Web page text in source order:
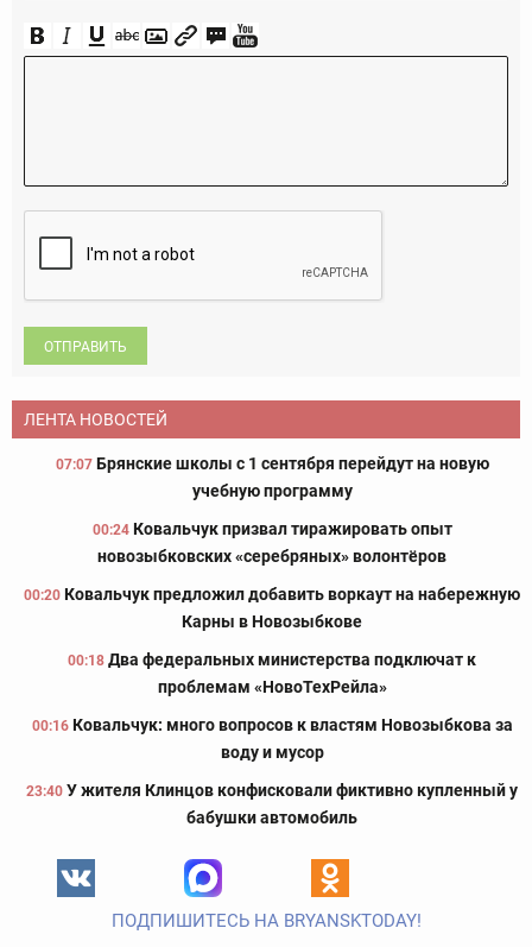
ОТПРАВИТЬ
ЛЕНТА НОВОСТЕЙ
07:07 Брянские школы с 1 сентября перейдут на новую
учебную программу
00:24 Ковальчук призвал тиражировать опыт
новозыбковских «серебряных» волонтёров
00:20 Ковальчук предложил добавить воркаут на набережную
Карны в Новозыбкове
00:18 Два федеральных министерства подключат к
проблемам «НовоТехРейла»
00:16 Ковальчук: много вопросов к властям Новозыбкова за
воду и мусор
23:40 У жителя Клинцов конфисковали фиктивно купленный у
бабушки автомобиль
ПОДПИШИТЕСЬ НА BRYANSKTODAY!